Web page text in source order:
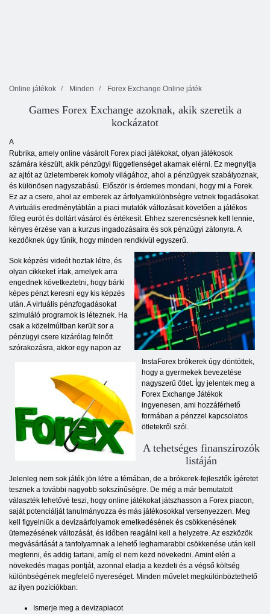
Online játékok Minden Forex Exchange Online játék
Games Forex Exchange azoknak, akik szeretik a
kockázatot
A
Rubrika, amely online vásárolt Forex piaci játékokat, olyan játékosok
számára készült, akik pénzügyi függetlenséget akarnak elérni. Ez megnyitja
az ajtót az üzletemberek komoly világához, ahol a pénzügyek szabályoznak,
és különösen nagyszabású. Először is érdemes mondani, hogy mi a Forek.
Ez az a csere, ahol az emberek az árfolyamkülönbségre vetnek fogadásokat.
A virtuális eredménytáblán a piaci mutatók változásait követően a játékos
főleg eurót és dollárt vásárol és értékesít. Ehhez szerencsésnek kell lennie,
kényes érzése van a kurzus ingadozásaira és sok pénzügyi zátonyra. A
kezdőknek úgy tűnik, hogy minden rendkívül egyszerű.
Sok képzési videót hoztak létre, és
olyan cikkeket írtak, amelyek arra
engednek következtetni, hogy bárki
képes pénzt keresni egy kis képzés
után. A virtuális pénzfogadásokat
szimuláló programok is léteznek. Ha
csak a közelmúltban került sor a
pénzügyi csere kizárólag felnőtt
szórakozásra, akkor egy napon az
InstaForex brókerek úgy döntöttek,
hogy a gyermekek bevezetése
nagyszerű ötlet. Így jelentek meg a
Forex Exchange Játékok
ingyenesen, ami hozzáférhető
formában a pénzzel kapcsolatos
ötletekről szól.
A tehetséges finanszírozók
listáján
Jelenleg nem sok játék jön létre a témában, de a brókerek-fejlesztők ígéretet
tesznek a további nagyobb sokszínűségre. De még a már bemutatott
választék lehetővé teszi, hogy online játékokat játszhasson a Forex piacon,
saját potenciálját tanulmányozza és más játékosokkal versenyezzen. Meg
kell figyelniük a devizaárfolyamok emelkedésének és csökkenésének
ütemezésének változását, és időben reagálni kell a helyzetre. Az eszközök
megvásárlását a tanfolyamnak a lehető leghamarabbi csökkenése után kell
megtenni, és addig tartani, amíg el nem kezd növekedni. Amint eléri a
növekedés magas pontját, azonnal eladja a kezdeti és a végső költség
különbségének megfelelő nyereséget. Minden művelet megkülönböztethető
az ilyen pozíciókban:
Ismerje meg a devizapiacot